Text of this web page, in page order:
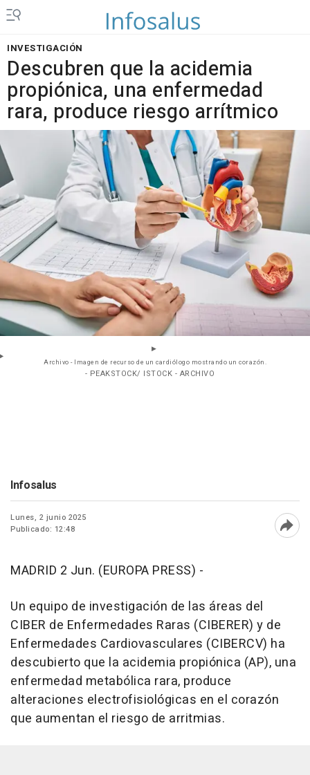
INVESTIGACIÓN
Descubren que la acidemia
propiónica, una enfermedad
rara, produce riesgo arrítmico
Archivo - Imagen de recurso de un cardiólogo mostrando un corazón.
- PEAKSTOCK/ ISTOCK - ARCHIVO
Infosalus
Lunes, 2 junio 2025
Publicado: 12:48
MADRID 2 Jun. (EUROPA PRESS) -
Un equipo de investigación de las áreas del
CIBER de Enfermedades Raras (CIBERER) y de
Enfermedades Cardiovasculares (CIBERCV) ha
descubierto que la acidemia propiónica (AP), una
enfermedad metabólica rara, produce
alteraciones electrofisiológicas en el corazón
que aumentan el riesgo de arritmias.